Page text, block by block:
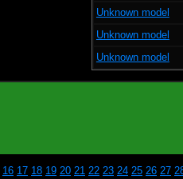
Unknown model
Unknown model
Unknown model
16 17 18 19 20 21 22 23 24 25 26 27